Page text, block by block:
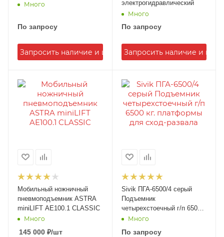
Много
По запросу
Запросить наличие и цену
электрогидравлический
Много
По запросу
Запросить наличие и цену
Мобильный ножничный
пневмоподъемник ASTRA
miniLIFT AE100.1 CLASSIC
Много
145 000 ₽/шт
Sivik ПГА-6500/4 серый
Подъемник
четырехстоечный г/п 6500
кг. платформы для сход-
Много
По запросу